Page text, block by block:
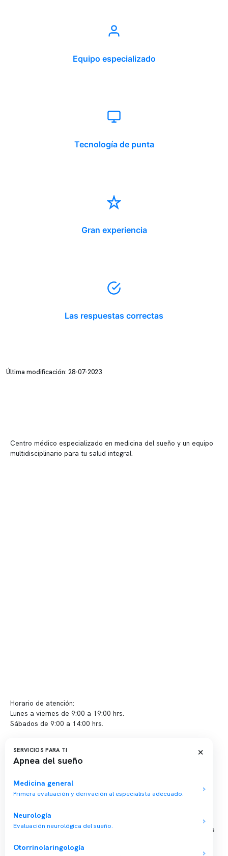
Equipo especializado
Tecnología de punta
Gran experiencia
Las respuestas correctas
Última modificación: 28-07-2023
Centro médico especializado en medicina del sueño y un equipo
multidisciplinario para tu salud integral.
Horario de atención:
Lunes a viernes de 9:00 a 19:00 hrs.
Sábados de 9:00 a 14:00 hrs.
Sucursales
📍 Vitacura: Av. Kennedy 5488, Patio Inglés, piso -1, local 003
📍 Providencia: Av. Andrés Bello 2337, local 2
Reserva tu hora
Agenda tu consulta médica o examen del sueño de forma rápida
SERVICIOS PARA TI
Apnea del sueño
×
Medicina general
Primera evaluación y derivación al especialista adecuado.
Neurología
Evaluación neurológica del sueño.
Otorrinolaringología